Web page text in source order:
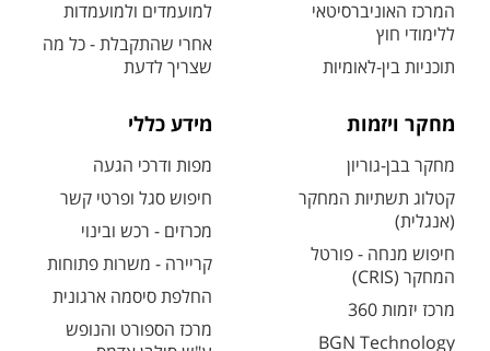
המרכז האוניברסיטאי
ללימודי חוץ
תוכניות בין-לאומיות
למועמדים ולמועמדות
אחרי שהתקבלת - כל מה
שצריך לדעת
מחקר ויזמות
מחקר בבן-גוריון
קטלוג תשתיות המחקר
(אנגלית)
חיפוש מנחה - פורטל
המחקר (CRIS)
מרכז יזמות 360
BGN Technology
מידע כללי
מפות ודרכי הגעה
חיפוש סגל ופרטי קשר
מכרזים - רכש ובינוי
קריירה - משרות פתוחות
החלפת סיסמה ארגונית
מרכז הספורט והנופש